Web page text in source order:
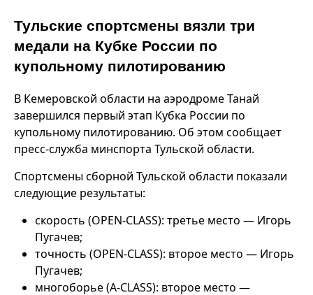
Тульские спортсмены вязли три
медали на Кубке России по
купольному пилотированию
В Кемеровской области на аэродроме Танай
завершился первый этап Кубка России по
купольному пилотированию. Об этом сообщает
пресс-служба минспорта Тульской области.
Спортсмены сборной Тульской области показали
следующие результаты:
скорость (OPEN-CLASS): третье место — Игорь
Пугачев;
точность (OPEN-CLASS): второе место — Игорь
Пугачев;
многоборье (A-CLASS): второе место —